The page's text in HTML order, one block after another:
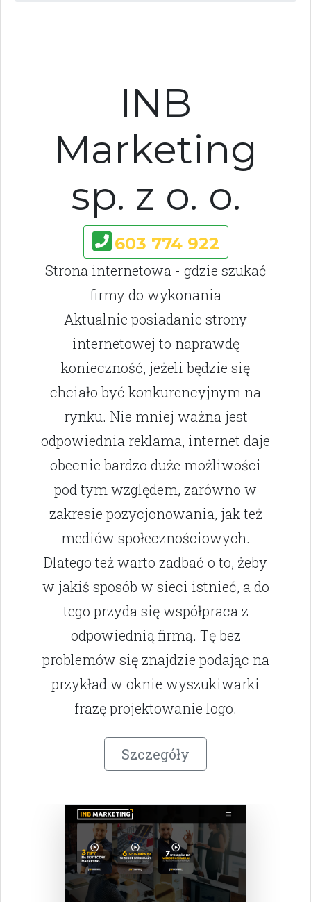
INB
Marketing
sp. z o. o.
603 774 922
Strona internetowa - gdzie szukać
firmy do wykonania
Aktualnie posiadanie strony
internetowej to naprawdę
konieczność, jeżeli będzie się
chciało być konkurencyjnym na
rynku. Nie mniej ważna jest
odpowiednia reklama, internet daje
obecnie bardzo duże możliwości
pod tym względem, zarówno w
zakresie pozycjonowania, jak też
mediów społecznościowych.
Dlatego też warto zadbać o to, żeby
w jakiś sposób w sieci istnieć, a do
tego przyda się współpraca z
odpowiednią firmą. Tę bez
problemów się znajdzie podając na
przykład w oknie wyszukiwarki
frazę projektowanie logo.
Szczegóły